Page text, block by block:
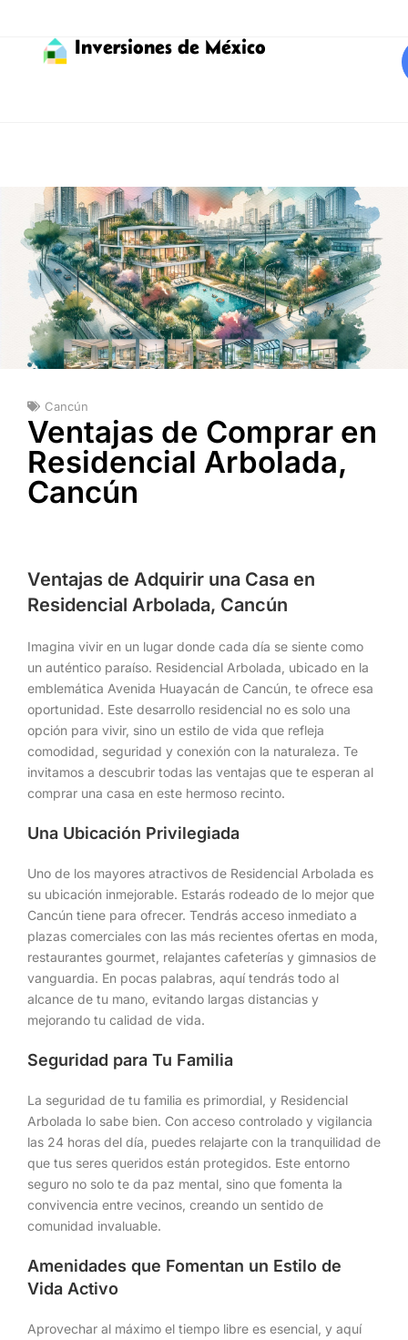
Inversiones de México
Cancún
Ventajas de Comprar en
Residencial Arbolada,
Cancún
Ventajas de Adquirir una Casa en
Residencial Arbolada, Cancún
Imagina vivir en un lugar donde cada día se siente como
un auténtico paraíso. Residencial Arbolada, ubicado en la
emblemática Avenida Huayacán de Cancún, te ofrece esa
oportunidad. Este desarrollo residencial no es solo una
opción para vivir, sino un estilo de vida que refleja
comodidad, seguridad y conexión con la naturaleza. Te
invitamos a descubrir todas las ventajas que te esperan al
comprar una casa en este hermoso recinto.
Una Ubicación Privilegiada
Uno de los mayores atractivos de Residencial Arbolada es
su ubicación inmejorable. Estarás rodeado de lo mejor que
Cancún tiene para ofrecer. Tendrás acceso inmediato a
plazas comerciales con las más recientes ofertas en moda,
restaurantes gourmet, relajantes cafeterías y gimnasios de
vanguardia. En pocas palabras, aquí tendrás todo al
alcance de tu mano, evitando largas distancias y
mejorando tu calidad de vida.
Seguridad para Tu Familia
La seguridad de tu familia es primordial, y Residencial
Arbolada lo sabe bien. Con acceso controlado y vigilancia
las 24 horas del día, puedes relajarte con la tranquilidad de
que tus seres queridos están protegidos. Este entorno
seguro no solo te da paz mental, sino que fomenta la
convivencia entre vecinos, creando un sentido de
comunidad invaluable.
Amenidades que Fomentan un Estilo de
Vida Activo
Aprovechar al máximo el tiempo libre es esencial, y aquí